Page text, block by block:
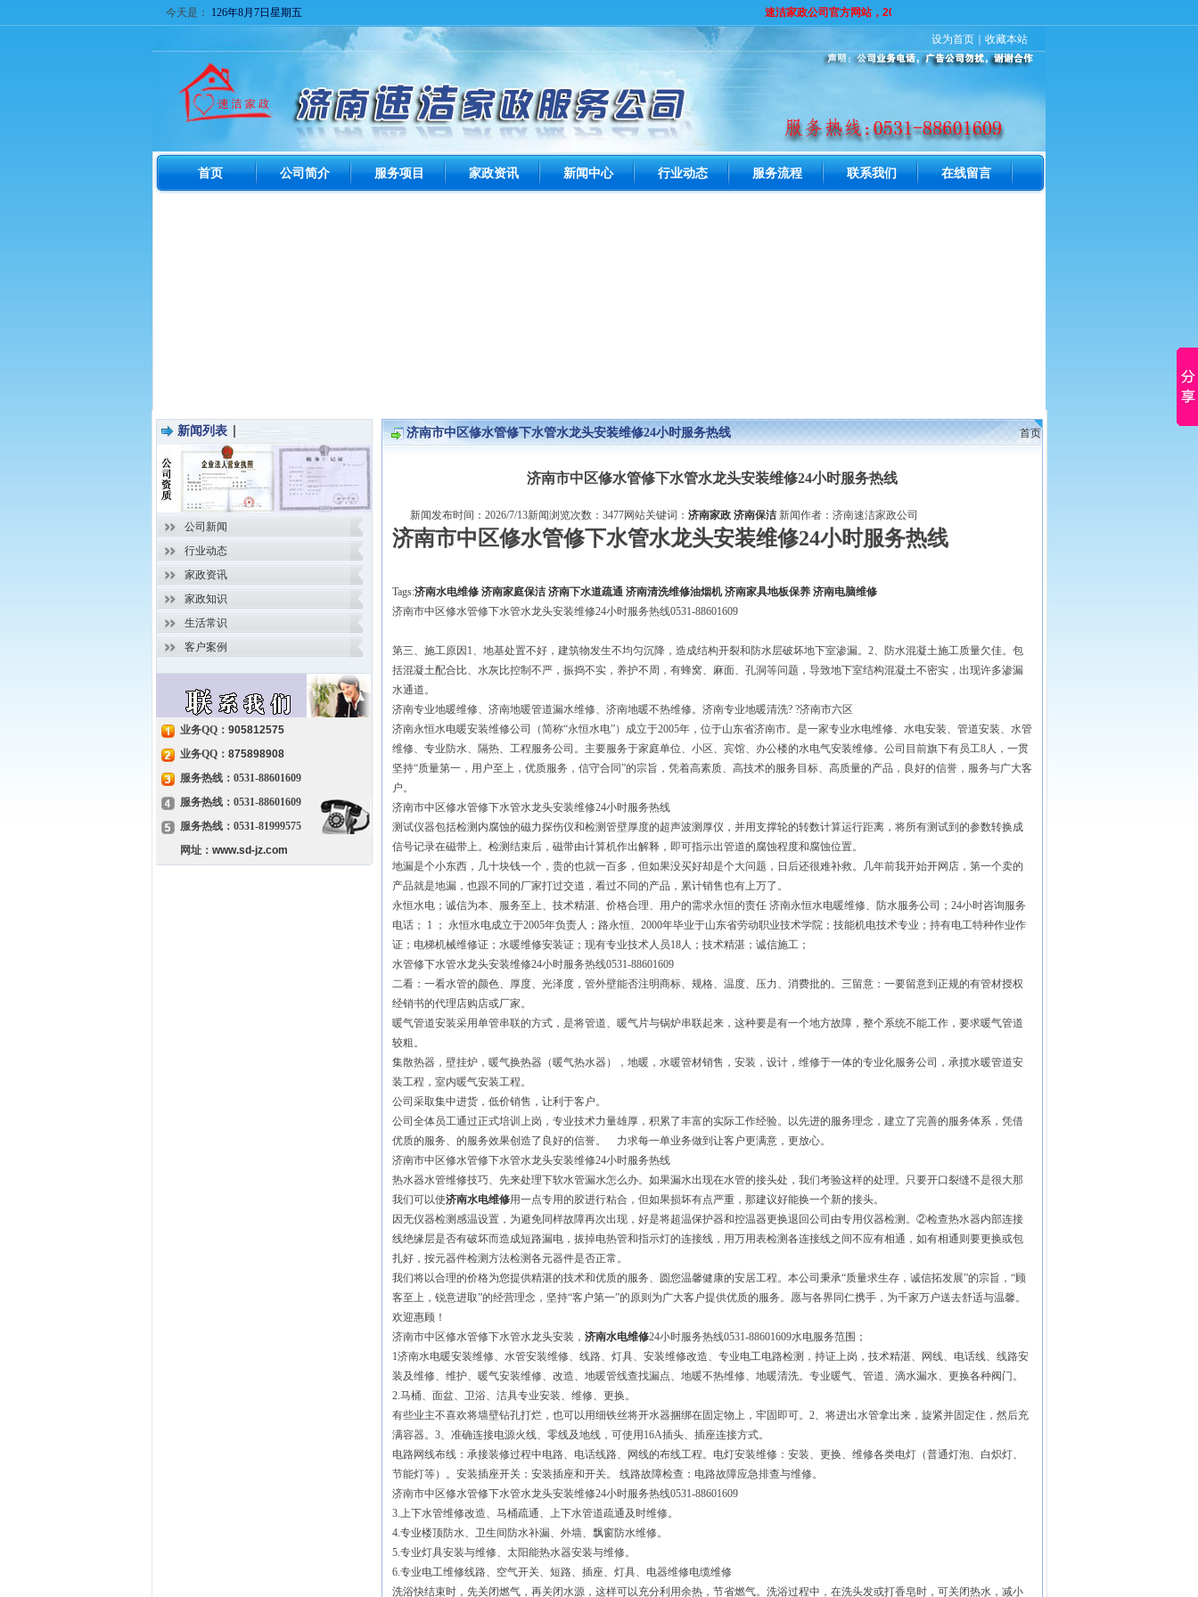
今天是： 126年8月7日星期五 速洁家政公司官方网站，2019年保洁火爆预定中，电话：0531-88601609 打此电话为速洁
设为首页 收藏本站
首页 公司简介 服务项目 家政资讯 新闻中心 行业动态 服务流程 联系我们 在线留言
新闻列表
公司新闻
行业动态
家政资讯
家政知识
生活常识
客户案例
业务QQ： 905812575
业务QQ： 875898908
服务热线：0531-88601609
服务热线：0531-88601609
服务热线：0531-81999575
网址： www.sd-jz.com
济南市中区修水管修下水管水龙头安装维修24小时服务热线
首页
济南市中区修水管修下水管水龙头安装维修24小时服务热线
新闻发布时间：2026/7/13新闻浏览次数：3477网站关键词： 济南家政 济南保洁新闻作者：济南速洁家政公司
济南市中区修水管修下水管水龙头安装维修24小时服务热线
Tags:济南水电维修 济南家庭保洁 济南下水道疏通 济南清洗维修油烟机 济南家具地板保养 济南电脑维修
济南市中区修水管修下水管水龙头安装维修24小时服务热线0531-88601609
第三、施工原因1、地基处置不好，建筑物发生不均匀沉降，造成结构开裂和防水层破坏地下室渗漏。2、防水混凝土施工质量欠佳。包
括混凝土配合比、水灰比控制不严，振捣不实，养护不周，有蜂窝、麻面、孔洞等问题，导致地下室结构混凝土不密实，出现许多渗漏
水通道。
济南专业地暖维修、济南地暖管道漏水维修、济南地暖不热维修。济南专业地暖清洗? ?济南市六区
济南永恒水电暖安装维修公司（简称“永恒水电”）成立于2005年，位于山东省济南市。是一家专业水电维修、水电安装、管道安装、水管
维修、专业防水、隔热、工程服务公司。主要服务于家庭单位、小区、宾馆、办公楼的水电气安装维修。公司目前旗下有员工8人，一贯
坚持“质量第一，用户至上，优质服务，信守合同”的宗旨，凭着高素质、高技术的服务目标、高质量的产品，良好的信誉，服务与广大客
户。
济南市中区修水管修下水管水龙头安装维修24小时服务热线
测试仪器包括检测内腐蚀的磁力探伤仪和检测管壁厚度的超声波测厚仪，并用支撑轮的转数计算运行距离，将所有测试到的参数转换成
信号记录在磁带上。检测结束后，磁带由计算机作出解释，即可指示出管道的腐蚀程度和腐蚀位置。
地漏是个小东西，几十块钱一个，贵的也就一百多，但如果没买好却是个大问题，日后还很难补救。几年前我开始开网店，第一个卖的
产品就是地漏，也跟不同的厂家打过交道，看过不同的产品，累计销售也有上万了。
永恒水电；诚信为本、服务至上、技术精湛、价格合理、用户的需求永恒的责任 济南永恒水电暖维修、防水服务公司；24小时咨询服务
电话； 1 ； 永恒水电成立于2005年负责人；路永恒、2000年毕业于山东省劳动职业技术学院；技能机电技术专业；持有电工特种作业作
证；电梯机械维修证；水暖维修安装证；现有专业技术人员18人；技术精湛；诚信施工；
水管修下水管水龙头安装维修24小时服务热线0531-88601609
二看：一看水管的颜色、厚度、光泽度，管外壁能否注明商标、规格、温度、压力、消费批的。三留意：一要留意到正规的有管材授权
经销书的代理店购店或厂家。
暖气管道安装采用单管串联的方式，是将管道、暖气片与锅炉串联起来，这种要是有一个地方故障，整个系统不能工作，要求暖气管道
较粗。
集散热器，壁挂炉，暖气换热器（暖气热水器），地暖，水暖管材销售，安装，设计，维修于一体的专业化服务公司，承揽水暖管道安
装工程，室内暖气安装工程。
公司采取集中进货，低价销售，让利于客户。
公司全体员工通过正式培训上岗，专业技术力量雄厚，积累了丰富的实际工作经验。以先进的服务理念，建立了完善的服务体系，凭借
优质的服务、的服务效果创造了良好的信誉。 力求每一单业务做到让客户更满意，更放心。
济南市中区修水管修下水管水龙头安装维修24小时服务热线
热水器水管维修技巧、先来处理下软水管漏水怎么办。如果漏水出现在水管的接头处，我们考验这样的处理。只要开口裂缝不是很大那
我们可以使济南水电维修用一点专用的胶进行粘合，但如果损坏有点严重，那建议好能换一个新的接头。
因无仪器检测感温设置，为避免同样故障再次出现，好是将超温保护器和控温器更换退回公司由专用仪器检测。②检查热水器内部连接
线绝缘层是否有破坏而造成短路漏电，拔掉电热管和指示灯的连接线，用万用表检测各连接线之间不应有相通，如有相通则要更换或包
扎好，按元器件检测方法检测各元器件是否正常。
我们将以合理的价格为您提供精湛的技术和优质的服务、圆您温馨健康的安居工程。本公司秉承“质量求生存，诚信拓发展”的宗旨，“顾
客至上，锐意进取”的经营理念，坚持“客户第一”的原则为广大客户提供优质的服务。愿与各界同仁携手，为千家万户送去舒适与温馨。
欢迎惠顾！
济南市中区修水管修下水管水龙头安装， 济南水电维修24小时服务热线0531-88601609水电服务范围；
1济南水电暖安装维修、水管安装维修、线路、灯具、安装维修改造、专业电工电路检测，持证上岗，技术精湛、网线、电话线、线路安
装及维修、维护、暖气安装维修、改造、地暖管线查找漏点、地暖不热维修、地暖清洗。专业暖气、管道、滴水漏水、更换各种阀门。
2.马桶、面盆、卫浴、洁具专业安装、维修、更换。
有些业主不喜欢将墙壁钻孔打烂，也可以用细铁丝将开水器捆绑在固定物上，牢固即可。2、将进出水管拿出来，旋紧并固定住，然后充
满容器。3、准确连接电源火线、零线及地线，可使用16A插头、插座连接方式。
电路网线布线：承接装修过程中电路、电话线路、网线的布线工程。电灯安装维修：安装、更换、维修各类电灯（普通灯泡、白炽灯、
节能灯等）。安装插座开关：安装插座和开关。 线路故障检查：电路故障应急排查与维修。
济南市中区修水管修下水管水龙头安装维修24小时服务热线0531-88601609
3.上下水管维修改造、马桶疏通、上下水管道疏通及时维修。
4.专业楼顶防水、卫生间防水补漏、外墙、飘窗防水维修。
5.专业灯具安装与维修、太阳能热水器安装与维修。
6.专业电工维修线路、空气开关、短路、插座、灯具、电器维修电缆维修
洗浴快结束时，先关闭燃气，再关闭水源，这样可以充分利用余热，节省燃气。洗浴过程中，在洗头发或打香皂时，可关闭热水，减小